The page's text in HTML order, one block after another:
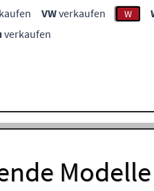
VWverkaufen W
verkaufen